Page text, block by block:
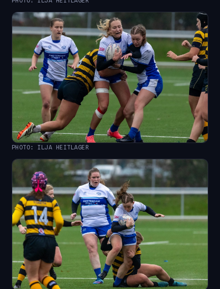
PHOTO: ILJA HEITLAGER